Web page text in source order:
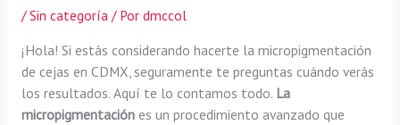
/Sin categoría/ Por dmccol
¡Hola! Si estás considerando hacerte la micropigmentación
de cejas en CDMX, seguramente te preguntas cuándo verás
los resultados. Aquí te lo contamos todo. La
micropigmentaciónes un procedimiento avanzado que